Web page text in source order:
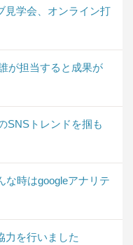
見学会、オンライン打
が担当すると成果が
SNSトレンドを掴も
な時はgoogleアナリテ
力を行いました